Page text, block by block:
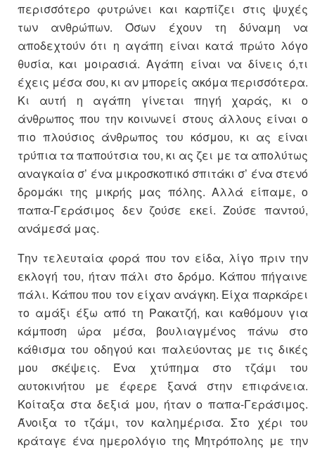
περισσότερο φυτρώνει και καρπίζει στις ψυχές
των ανθρώπων. Όσων έχουν τη δύναμη να
αποδεχτούν ότι η αγάπη είναι κατά πρώτο λόγο
θυσία, και μοιρασιά. Αγάπη είναι να δίνεις ό,τι
έχεις μέσα σου, κι αν μπορείς ακόμα περισσότερα.
Κι αυτή η αγάπη γίνεται πηγή χαράς, κι ο
άνθρωπος που την κοινωνεί στους άλλους είναι ο
πιο πλούσιος άνθρωπος του κόσμου, κι ας είναι
τρύπια τα παπούτσια του, κι ας ζει με τα απολύτως
αναγκαία σ’ ένα μικροσκοπικό σπιτάκι σ’ ένα στενό
δρομάκι της μικρής μας πόλης. Αλλά είπαμε, ο
παπα-Γεράσιμος δεν ζούσε εκεί. Ζούσε παντού,
ανάμεσά μας.
Την τελευταία φορά που τον είδα, λίγο πριν την
εκλογή του, ήταν πάλι στο δρόμο. Κάπου πήγαινε
πάλι. Κάπου που τον είχαν ανάγκη. Είχα παρκάρει
το αμάξι έξω από τη Ρακατζή, και καθόμουν για
κάμποση ώρα μέσα, βουλιαγμένος πάνω στο
κάθισμα του οδηγού και παλεύοντας με τις δικές
μου σκέψεις. Ένα χτύπημα στο τζάμι του
αυτοκινήτου με έφερε ξανά στην επιφάνεια.
Κοίταξα στα δεξιά μου, ήταν ο παπα-Γεράσιμος.
Άνοιξα το τζάμι, τον καλημέρισα. Στο χέρι του
κράταγε ένα ημερολόγιο της Μητρόπολης με την